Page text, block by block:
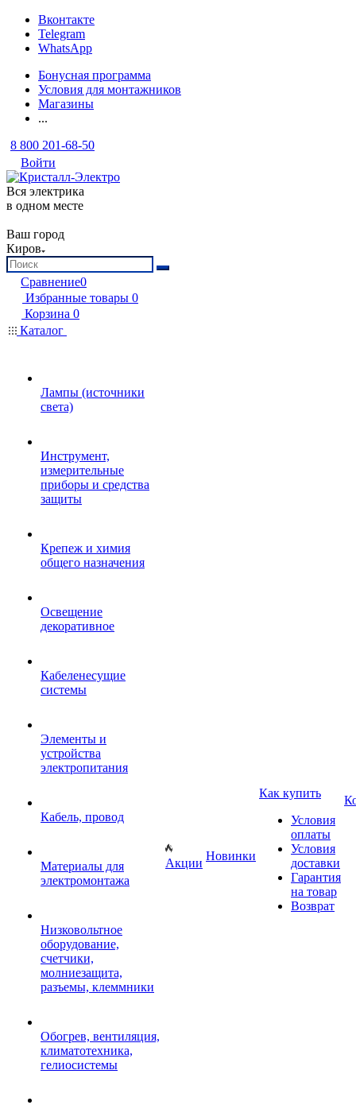
Вконтакте
Telegram
WhatsApp
Бонусная программа
Условия для монтажников
Магазины
...
8 800 201-68-50
Войти
Вся электрика
в одном месте
Ваш город
Киров
Сравнение0
Избранные товары 0
Корзина 0
Каталог
Лампы (источники
света)
Инструмент,
измерительные
приборы и средства
защиты
Крепеж и химия
общего назначения
Освещение
декоративное
Кабеленесущие
системы
Элементы и
устройства
электропитания
Кабель, провод
Материалы для
электромонтажа
Низковольтное
оборудование,
счетчики,
молниезащита,
разъемы, клеммники
Обогрев, вентиляция,
климатотехника,
гелиосистемы
Акции
Новинки
Как купить
Условия
оплаты
Условия
доставки
Гарантия
на товар
Возврат